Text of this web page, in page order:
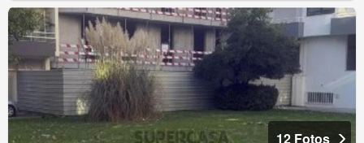
12 Fotos